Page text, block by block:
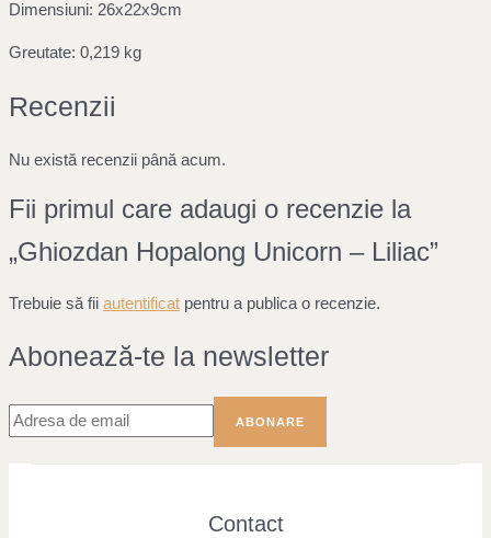
Dimensiuni: 26x22x9cm
Greutate: 0,219 kg
Recenzii
Nu există recenzii până acum.
Fii primul care adaugi o recenzie la
„Ghiozdan Hopalong Unicorn – Liliac”
Trebuie să fii autentificat pentru a publica o recenzie.
Abonează-te la newsletter
Contact